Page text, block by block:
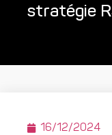
stratégie
16/12/2024